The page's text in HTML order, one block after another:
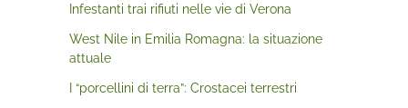
Infestanti trai rifiuti nelle vie di Verona
West Nile in Emilia Romagna: la situazione
attuale
I “porcellini di terra”: Crostacei terrestri